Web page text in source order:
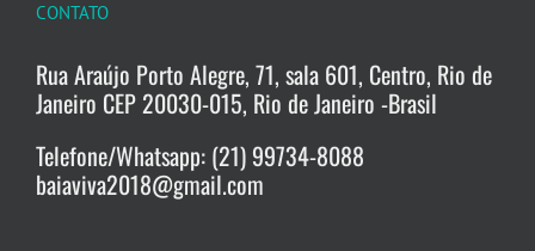
CONTATO
Rua Araújo Porto Alegre, 71, sala 601, Centro, Rio de
Janeiro CEP 20030-015, Rio de Janeiro -Brasil
Telefone/Whatsapp: (21) 99734-8088
baiaviva2018@gmail.com